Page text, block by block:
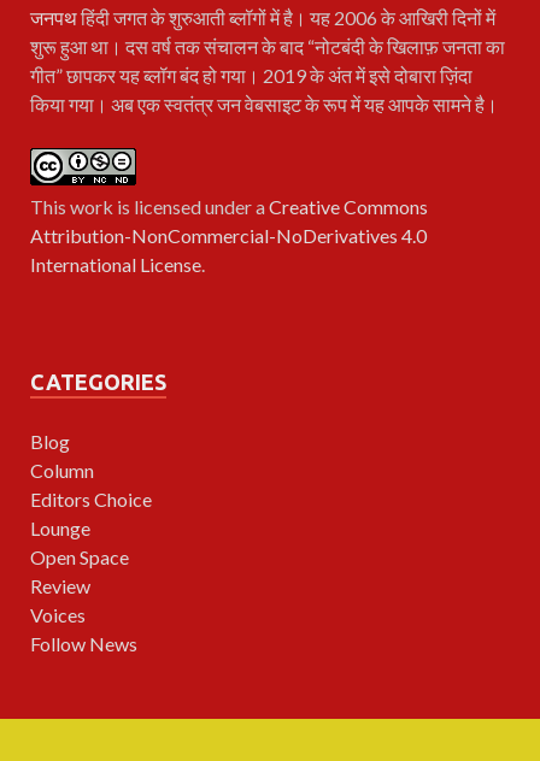
जनपथहिंदी जगत के शुरुआती ब्लॉगों में है। यह 2006 के आखिरी दिनों में
शुरू हुआ था। दस वर्ष तक संचालन के बाद “नोटबंदी के खिलाफ़ जनता का
गीत” छापकर यह ब्लॉग बंद हो गया। 2019 के अंत में इसे दोबारा ज़िंदा
किया गया। अब एक स्वतंत्र जन वेबसाइट के रूप में यह आपके सामने है।
This work is licensed under aCreative Commons
Attribution-NonCommercial-NoDerivatives 4.0
International License
CATEGORIES
Blog
Column
Editors Choice
Lounge
Open Space
Review
Voices
Follow News